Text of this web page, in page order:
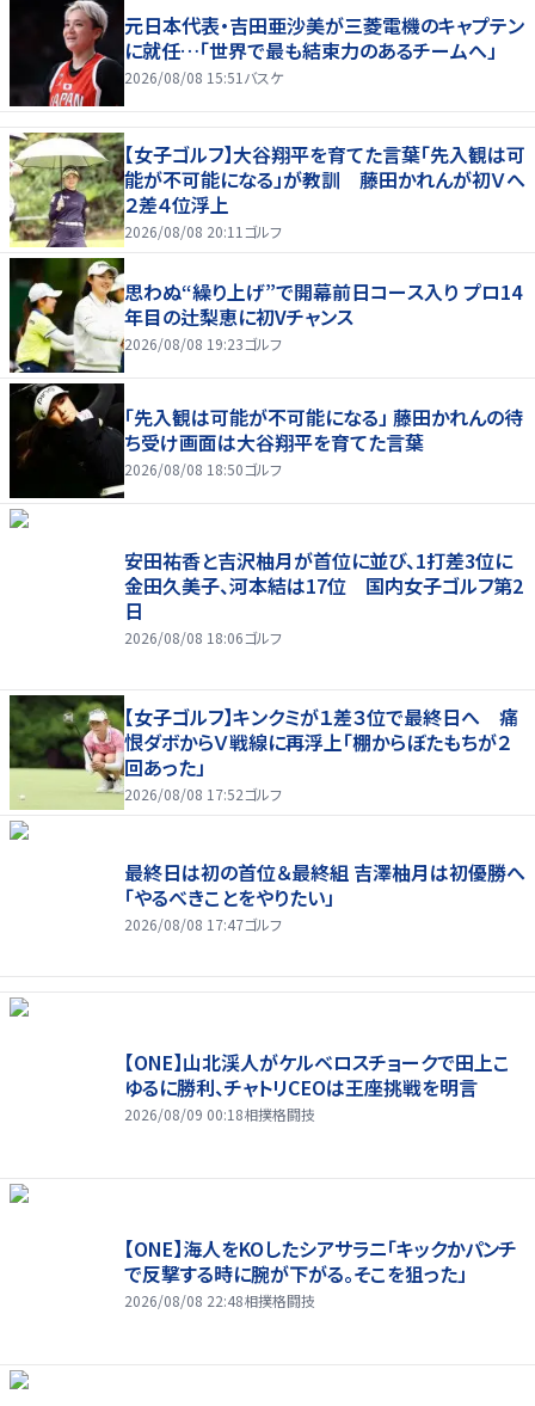
元日本代表・吉田亜沙美が三菱電機のキャプテン
に就任…「世界で最も結束力のあるチームへ」
2026/08/08 15:51 バスケ
【女子ゴルフ】大谷翔平を育てた言葉「先入観は可
能が不可能になる」が教訓 藤田かれんが初Ｖへ
２差４位浮上
2026/08/08 20:11 ゴルフ
思わぬ“繰り上げ”で開幕前日コース入り プロ14
年目の辻梨恵に初Vチャンス
2026/08/08 19:23ゴルフ
「先入観は可能が不可能になる」 藤田かれんの待
ち受け画面は大谷翔平を育てた言葉
2026/08/08 18:50ゴルフ
安田祐香と吉沢柚月が首位に並び、1打差3位に
金田久美子、河本結は17位 国内女子ゴルフ第2
日
2026/08/08 18:06ゴルフ
【女子ゴルフ】キンクミが１差３位で最終日へ 痛
恨ダボからＶ戦線に再浮上「棚からぼたもちが２
回あった」
2026/08/08 17:52ゴルフ
最終日は初の首位＆最終組 吉澤柚月は初優勝へ
「やるべきことをやりたい」
2026/08/08 17:47ゴルフ
【ONE】山北渓人がケルベロスチョークで田上こ
ゆるに勝利、チャトリCEOは王座挑戦を明言
2026/08/09 00:18相撲格闘技
【ONE】海人をKOしたシアサラニ「キックかパンチ
で反撃する時に腕が下がる。そこを狙った」
2026/08/08 22:48相撲格闘技